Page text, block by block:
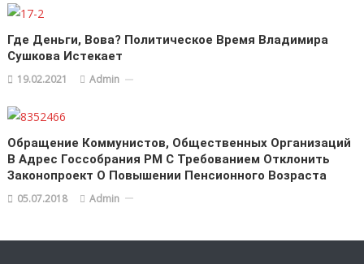
Где Деньги, Вова? Политическое Время Владимира
Сушкова Истекает
19.02.2021 Admin
Обращение Коммунистов, Общественных Организаций
В Адрес Госсобрания РМ С Требованием Отклонить
Законопроект О Повышении Пенсионного Возраста
05.07.2018 Admin